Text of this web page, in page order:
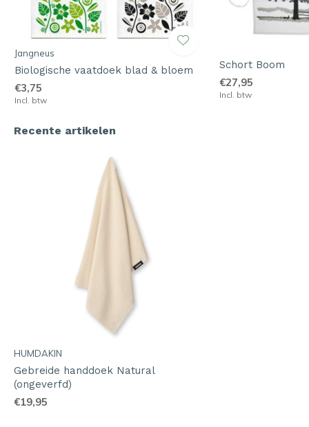
Jangneus
Biologische vaatdoek blad & bloem
€3,75
Incl. btw
Schort Boom
€27,95
Incl. btw
Recente artikelen
HUMDAKIN
Gebreide handdoek Natural
(ongeverfd)
€19,95